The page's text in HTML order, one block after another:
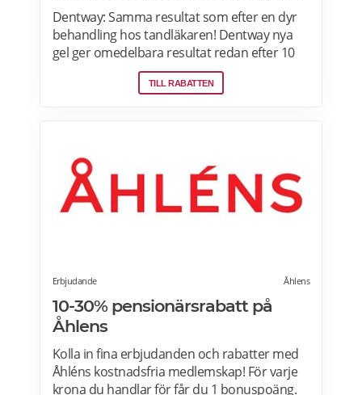
Dentway: Samma resultat som efter en dyr
behandling hos tandläkaren! Dentway nya
gel ger omedelbara resultat redan efter 10
minuter och verkar helt utan ilningar eller
irritation i tänderna. Den stärker även
sammansättningen är helt PH-neutral vilket
gör att den inte skadar dina tänder eller
tandkött. Samma behandlingsmetod som
hos tandläkaren, men 70-95 % billigare. Läs
TILL RABATTEN
Erbjudande Åhlens
10-30% pensionärsrabatt på
Åhlens
Kolla in fina erbjudanden och rabatter med
Åhléns kostnadsfria medlemskap! För varje
krona du handlar för får du 1 bonuspoäng.